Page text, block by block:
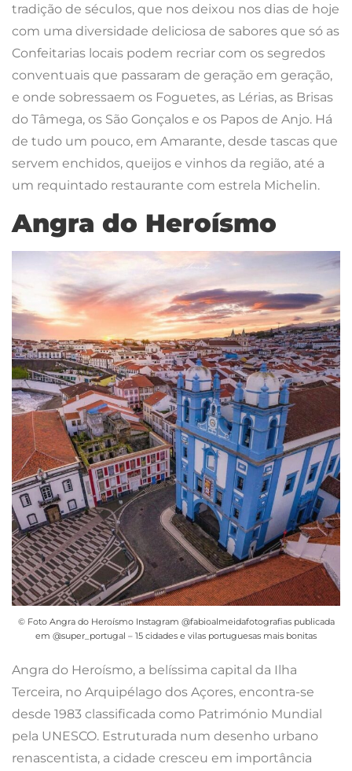
tradição de séculos, que nos deixou nos dias de hoje
com uma diversidade deliciosa de sabores que só as
Confeitarias locais podem recriar com os segredos
conventuais que passaram de geração em geração,
e onde sobressaem os Foguetes, as Lérias, as Brisas
do Tâmega, os São Gonçalos e os Papos de Anjo. Há
de tudo um pouco, em Amarante, desde tascas que
servem enchidos, queijos e vinhos da região, até a
um requintado restaurante com estrela Michelin.
Angra do Heroísmo
© Foto Angra do Heroísmo Instagram @fabioalmeidafotografias publicada
em @super_portugal – 15 cidades e vilas portuguesas mais bonitas
Angra do Heroísmo, a belíssima capital da Ilha
Terceira, no Arquipélago dos Açores, encontra-se
desde 1983 classificada como Património Mundial
pela UNESCO. Estruturada num desenho urbano
renascentista, a cidade cresceu em importância